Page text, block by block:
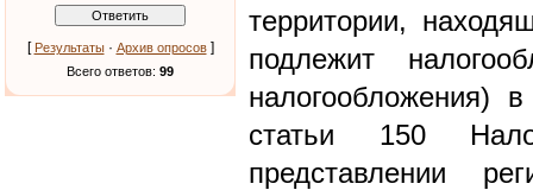
[ Результаты· Архив опросов]
Всего ответов: 99
территории,
подлежит
налогообложения)
статьи 150
представлении